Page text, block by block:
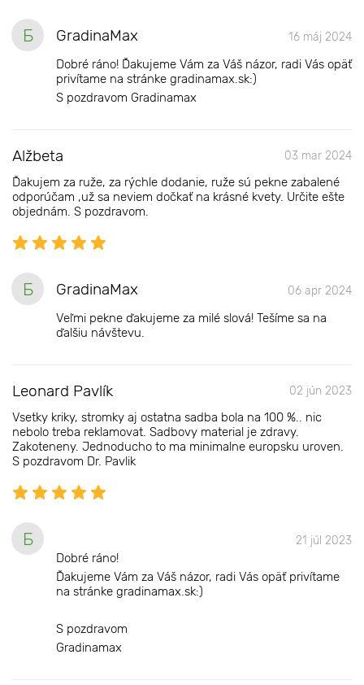
Б GradinaMax 16 máj 2024
Dobré ráno! Ďakujeme Vám za Váš názor, radi Vás opäť
privítame na stránke gradinamax.sk:)
S pozdravom Gradinamax
Alžbeta 03 mar 2024
Ďakujem za ruže, za rýchle dodanie, ruže sú pekne zabalené
odporúčam ,už sa neviem dočkať na krásné kvety. Určite ešte
objednám. S pozdravom.
Б GradinaMax 06 apr 2024
Veľmi pekne ďakujeme za milé slová! Tešíme sa na
ďalšiu návštevu.
Leonard Pavlík 02 jún 2023
Vsetky kriky, stromky aj ostatna sadba bola na 100 %.. nic
nebolo treba reklamovat. Sadbovy material je zdravy.
Zakoteneny. Jednoducho to ma minimalne europsku uroven.
S pozdravom Dr. Pavlik
Б 21 júl 2023
Dobré ráno!
Ďakujeme Vám za Váš názor, radi Vás opäť privítame
na stránke gradinamax.sk:)
S pozdravom
Gradinamax